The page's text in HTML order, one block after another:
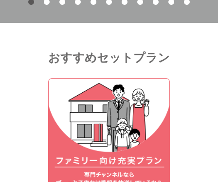
おすすめセットプラン